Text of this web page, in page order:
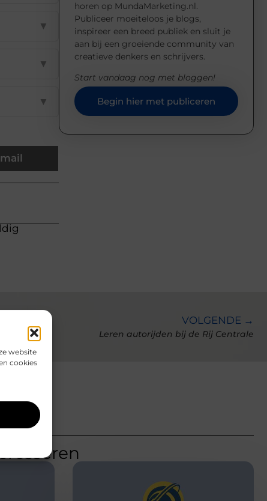
website
cookies
▼
▼
▼
horen op MundaMarketing.nl.
Publiceer moeiteloos je blogs,
inspireer een breed publiek en sluit je
aan bij een groeiende community van
creatieve denkers en schrijvers.
Start vandaag nog met bloggen!
Begin hier met publiceren
VOLGENDE →
Leren autorijden bij de Rij Centrale